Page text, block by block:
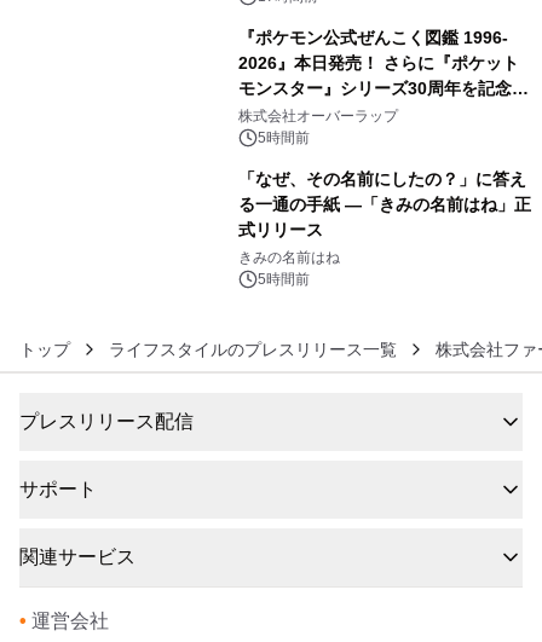
『ポケモン公式ぜんこく図鑑 1996-
2026』本日発売！ さらに『ポケット
モンスター』シリーズ30周年を記念し
た画集『ポケットモンスター ビジュア
ルアートブック』の発売決定！ 2026
株式会社オーバーラップ
5時間前
「なぜ、その名前にしたの？」に答え
る一通の手紙 ―「きみの名前はね」正
式リリース
きみの名前はね
5時間前
トップ ライフスタイルのプレスリリース一覧 株式会社フ
プレスリリース配信
サポート
関連サービス
• 運営会社